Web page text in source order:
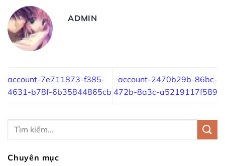
ADMIN
account-7e711873-f385-
4631-b78f-6b35844865cb
account-2470b29b-86bc-
472b-8a3c-a5219117f589
Chuyên mục